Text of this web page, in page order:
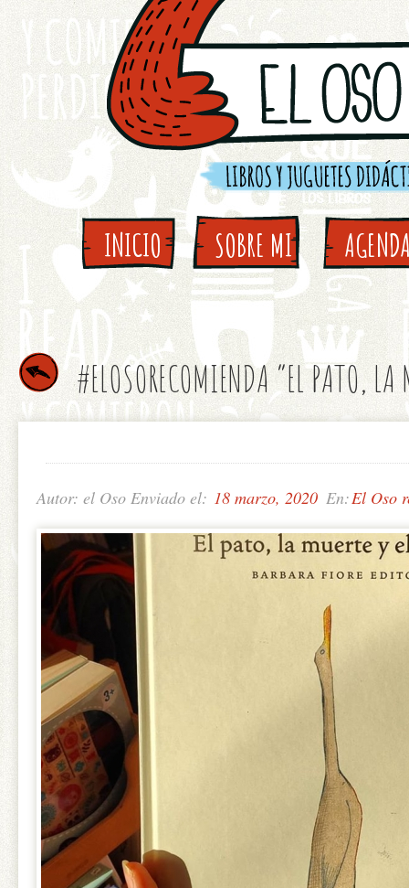
INICIO SOBRE MI
#ELOSORECOMIENDA “EL PATO, LA
Autor: el Oso Enviado el: 18 marzo, 2020 En:El Oso